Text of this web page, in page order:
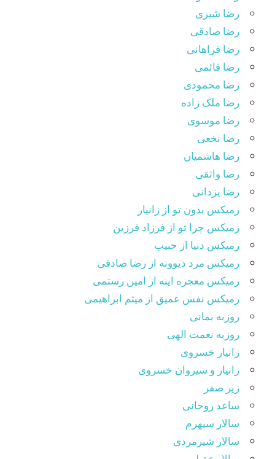
رضا شیری
رضا صادقی
رضا فراهانی
رضا قائمی
رضا محمودی
رضا ملک زاده
رضا موسوی
رضا نخعی
رضا هاشمیان
رضا واثقی
رضا یزدانی
رمیکس بدون تو از زانیار
رمیکس چرا تو از فرزاد فرزین
رمیکس دنیا از حبیب
رمیکس مرد دیوونه از رضا صادقی
رمیکس معجزه اینه از امین رستمی
رمیکس نفس عمیق از میثم ابراهیمی
روزبه بمانی
روزبه نعمت الهی
زانیار خسروی
زانیار و سیروان خسروی
زیر صفر
ساعد روحانی
سالار سپهرم
سالار شیرمردی